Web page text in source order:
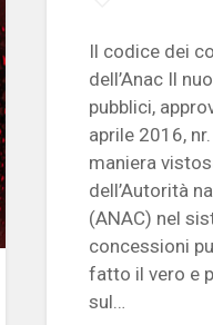
Il codice dei
dell’Anac Il
pubblici,
aprile 2016,
maniera
dell’Autorità
(ANAC) nel
concessioni
fatto il vero e
sul…